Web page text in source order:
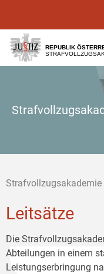
[1]
[2]
[3]
REPUBLIK
Strafvollzugsakademie
Leitsätze
Die
Abteilungen in einem
Leistungserbringung